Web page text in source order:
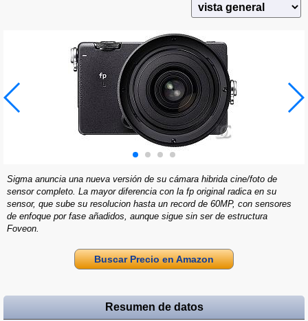
Sigma anuncia una nueva versión de su cámara hibrida cine/foto de
sensor completo. La mayor diferencia con la fp original radica en su
sensor, que sube su resolucion hasta un record de 60MP, con sensores
de enfoque por fase añadidos, aunque sigue sin ser de estructura
Foveon.
Buscar Precio en Amazon
Resumen de datos